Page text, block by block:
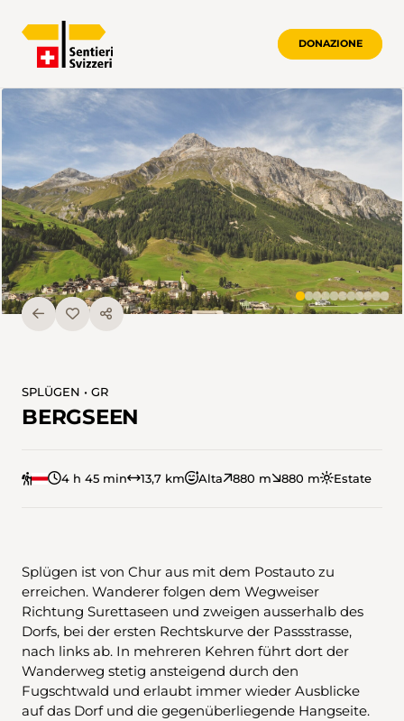
DONAZIONE
SPLÜGEN • GR
BERGSEEN
4 h 45 min 13,7 km Alta 880 m 880 m Estate
Splügen ist von Chur aus mit dem Postauto zu
erreichen. Wanderer folgen dem Wegweiser
Richtung Surettaseen und zweigen ausserhalb des
Dorfs, bei der ersten Rechtskurve der Passstrasse,
nach links ab. In mehreren Kehren führt dort der
Wanderweg stetig ansteigend durch den
Fugschtwald und erlaubt immer wieder Ausblicke
auf das Dorf und die gegenüberliegende Hangseite.